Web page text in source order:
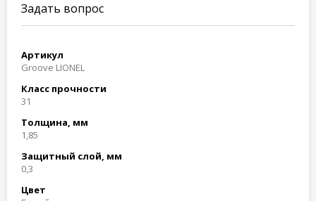
Задать вопрос
Артикул
Groove LIONEL
Класс прочности
31
Толщина, мм
1,85
Защитный слой, мм
0,3
Цвет